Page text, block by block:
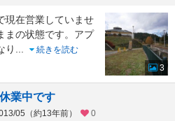
現在営業していませ
まの状態です。アプ
り ...
続きを読む
3
業中です
05（約13年前）
0